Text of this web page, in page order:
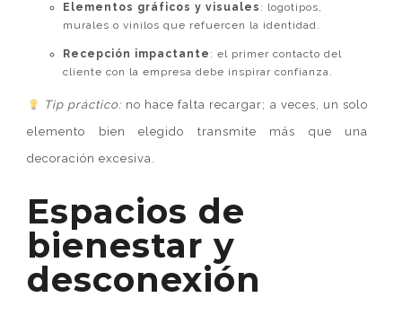
Elementos gráficos y visuales : logotipos,
murales o vinilos que refuercen la identidad.
Recepción impactante : el primer contacto del
cliente con la empresa debe inspirar confianza.
Tip práctico:no hace falta recargar; a veces, un solo
elemento bien elegido transmite más que una
decoración excesiva.
Espacios de
bienestar y
desconexión